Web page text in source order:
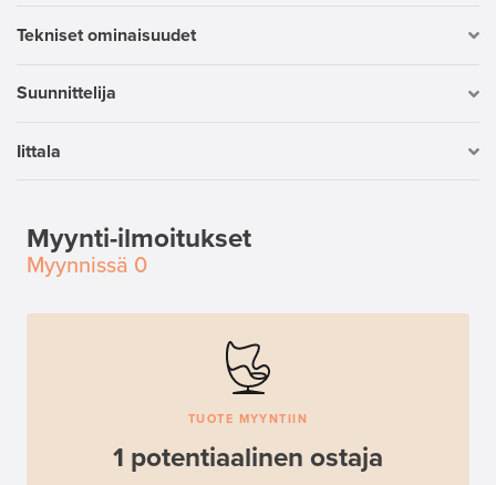
Tekniset ominaisuudet
Suunnittelija
Iittala
Myynti-ilmoitukset
Myynnissä 0
TUOTE MYYNTIIN
1 potentiaalinen ostaja